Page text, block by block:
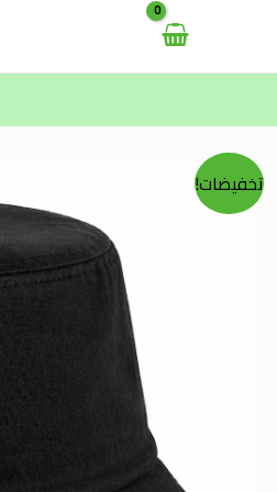
المحتوى
تخفيضات!